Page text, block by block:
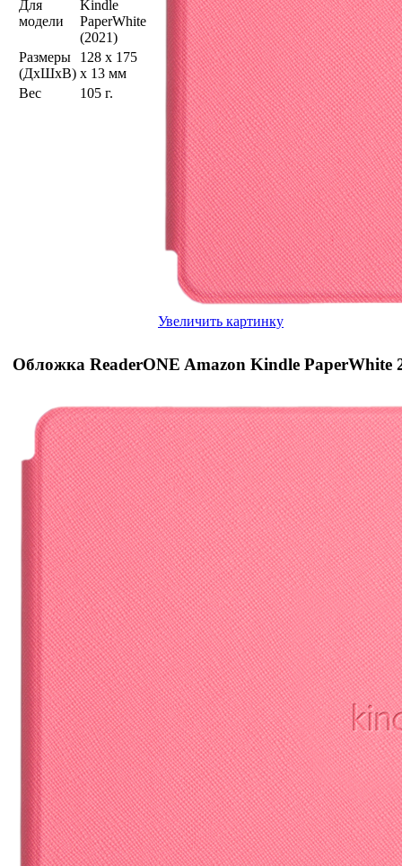
Для
модели
Kindle
PaperWhite
(2021)
Размеры
(ДхШхВ)
128 x 175
x 13 мм
Вес
105 г.
Увеличить картинку
Обложка ReaderONE Amazon Kindle PaperWhite